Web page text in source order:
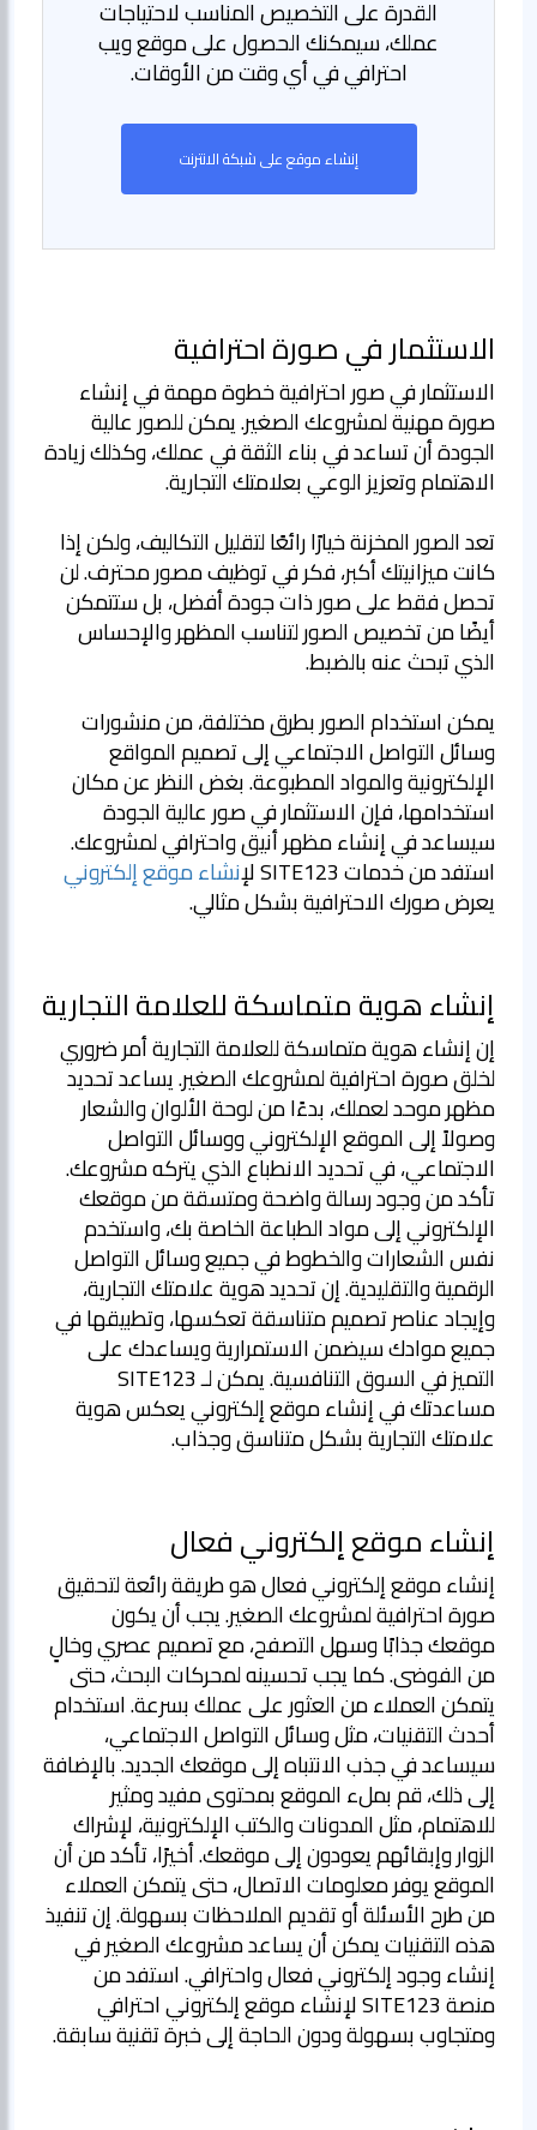
القدرة على التخصيص المناسب لاحتياجات
عملك، سيمكنك الحصول على موقع ويب
احترافي في أي وقت من الأوقات.
إنشاء موقع على شبكة الانترنت
الاستثمار في صورة احترافية
الاستثمار في صور احترافية خطوة مهمة في إنشاء
صورة مهنية لمشروعك الصغير. يمكن للصور عالية
الجودة أن تساعد في بناء الثقة في عملك، وكذلك زيادة
الاهتمام وتعزيز الوعي بعلامتك التجارية.
تعد الصور المخزنة خيارًا رائعًا لتقليل التكاليف، ولكن إذا
كانت ميزانيتك أكبر، فكر في توظيف مصور محترف. لن
تحصل فقط على صور ذات جودة أفضل، بل ستتمكن
أيضًا من تخصيص الصور لتناسب المظهر والإحساس
الذي تبحث عنه بالضبط.
يمكن استخدام الصور بطرق مختلفة، من منشورات
وسائل التواصل الاجتماعي إلى تصميم المواقع
الإلكترونية والمواد المطبوعة. بغض النظر عن مكان
استخدامها، فإن الاستثمار في صور عالية الجودة
سيساعد في إنشاء مظهر أنيق واحترافي لمشروعك.
استفد من خدمات SITE123 ل إنشاء موقع إلكتروني
يعرض صورك الاحترافية بشكل مثالي.
إنشاء هوية متماسكة للعلامة التجارية
إن إنشاء هوية متماسكة للعلامة التجارية أمر ضروري
لخلق صورة احترافية لمشروعك الصغير. يساعد تحديد
مظهر موحد لعملك، بدءًا من لوحة الألوان والشعار
وصولاً إلى الموقع الإلكتروني ووسائل التواصل
الاجتماعي، في تحديد الانطباع الذي يتركه مشروعك.
تأكد من وجود رسالة واضحة ومتسقة من موقعك
الإلكتروني إلى مواد الطباعة الخاصة بك، واستخدم
نفس الشعارات والخطوط في جميع وسائل التواصل
الرقمية والتقليدية. إن تحديد هوية علامتك التجارية،
وإيجاد عناصر تصميم متناسقة تعكسها، وتطبيقها في
جميع موادك سيضمن الاستمرارية ويساعدك على
التميز في السوق التنافسية. يمكن لـ SITE123
مساعدتك في إنشاء موقع إلكتروني يعكس هوية
علامتك التجارية بشكل متناسق وجذاب.
إنشاء موقع إلكتروني فعال
إنشاء موقع إلكتروني فعال هو طريقة رائعة لتحقيق
صورة احترافية لمشروعك الصغير. يجب أن يكون
موقعك جذابًا وسهل التصفح، مع تصميم عصري وخالٍ
من الفوضى. كما يجب تحسينه لمحركات البحث، حتى
يتمكن العملاء من العثور على عملك بسرعة. استخدام
أحدث التقنيات، مثل وسائل التواصل الاجتماعي،
سيساعد في جذب الانتباه إلى موقعك الجديد. بالإضافة
إلى ذلك، قم بملء الموقع بمحتوى مفيد ومثير
للاهتمام، مثل المدونات والكتب الإلكترونية، لإشراك
الزوار وإبقائهم يعودون إلى موقعك. أخيرًا، تأكد من أن
الموقع يوفر معلومات الاتصال، حتى يتمكن العملاء
من طرح الأسئلة أو تقديم الملاحظات بسهولة. إن تنفيذ
هذه التقنيات يمكن أن يساعد مشروعك الصغير في
إنشاء وجود إلكتروني فعال واحترافي. استفد من
منصة SITE123 لإنشاء موقع إلكتروني احترافي
ومتجاوب بسهولة ودون الحاجة إلى خبرة تقنية سابقة.